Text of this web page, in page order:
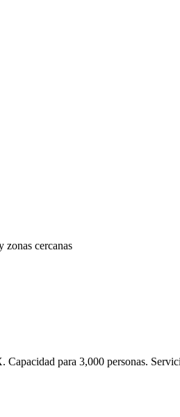
zonas cercanas
Capacidad para 3,000 personas.